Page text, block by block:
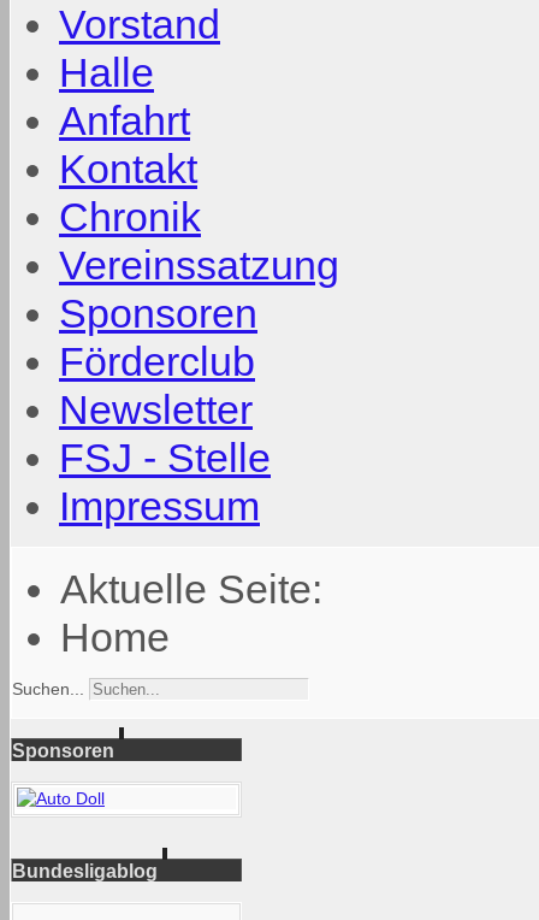
Vorstand
Halle
Anfahrt
Kontakt
Chronik
Vereinssatzung
Sponsoren
Förderclub
Newsletter
FSJ - Stelle
Impressum
Aktuelle Seite:
Home
Suchen...
Sponsoren
Bundesligablog